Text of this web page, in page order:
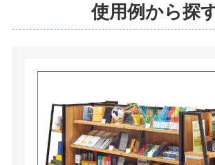
システム什器 シリーズ什器特集
使用例から探